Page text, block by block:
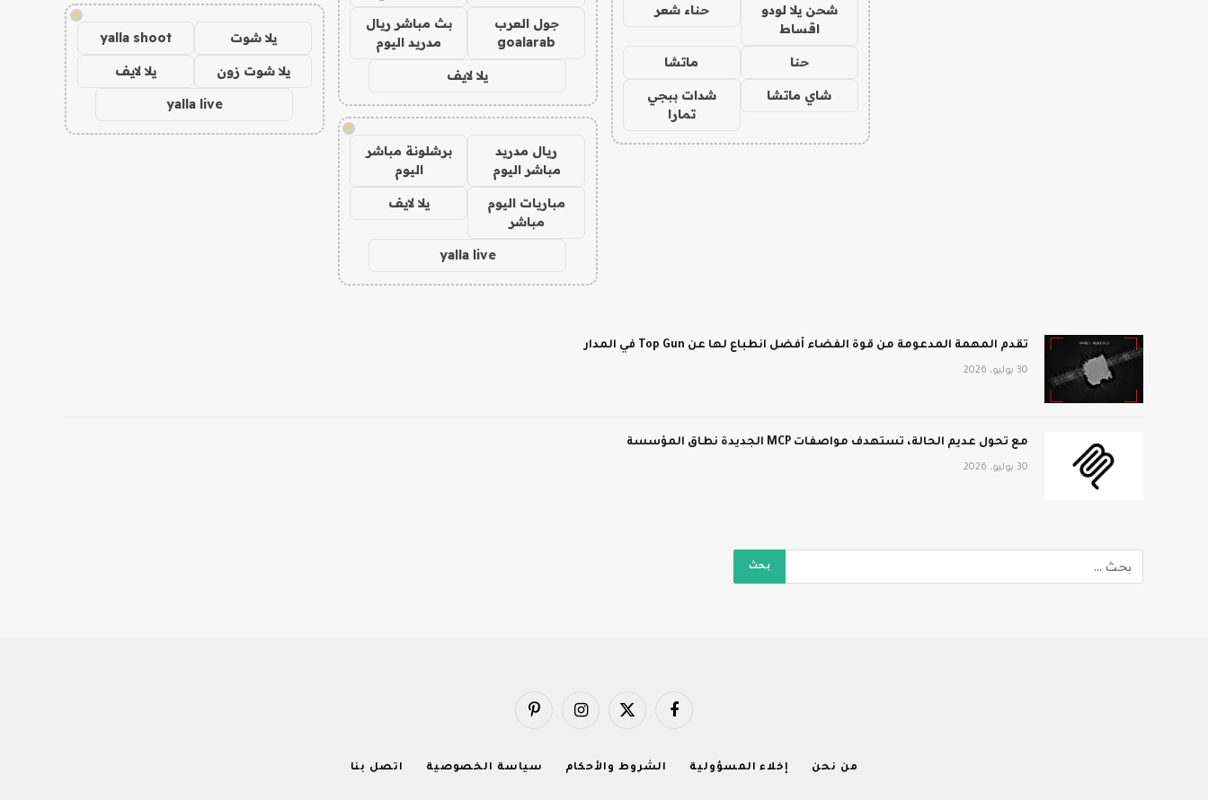
شحن يلا لودو
اقساط
حناء شعر
حنا ماتشا
شاي ماتشا
شدات ببجي
تمارا
جول العرب
goalarab
بث مباشر ريال
مدريد اليوم
يلا لايف
!
ريال مدريد
مباشر اليوم
برشلونة مباشر
اليوم
مباريات اليوم
مباشر
يلا لايف
yalla live
!
يلا شوت yalla shoot
يلا شوت زون يلا لايف
yalla live
تقدم المهمة المدعومة من قوة الفضاء أفضل انطباع لها عن Top Gun في المدار
30 يوليو، 2026
مع تحول عديم الحالة، تستهدف مواصفات MCP الجديدة نطاق المؤسسة
30 يوليو، 2026
فيسبوك X
الانستغرامبينتيريست
من نحن إخلاء المسؤولية الشروط والأحكام سياسة الخصوصية اتصل بنا